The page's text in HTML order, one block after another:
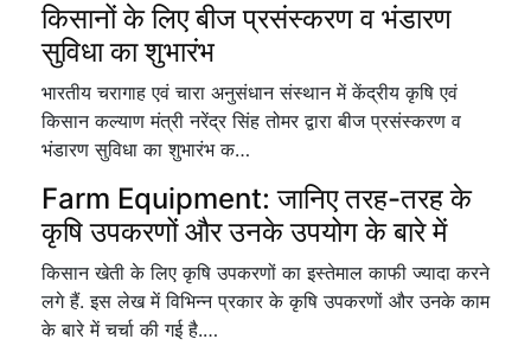
किसानों के लिए बीज प्रसंस्करण व भंडारण
सुविधा का शुभारंभ
भारतीय चरागाह एवं चारा अनुसंधान संस्थान में केंद्रीय कृषि एवं
किसान कल्याण मंत्री नरेंद्र सिंह तोमर द्वारा बीज प्रसंस्करण व
भंडारण सुविधा का शुभारंभ क…
Farm Equipment: जानिए तरह-तरह के
कृषि उपकरणों और उनके उपयोग के बारे में
किसान खेती के लिए कृषि उपकरणों का इस्तेमाल काफी ज्यादा करने
लगे हैं. इस लेख में विभिन्न प्रकार के कृषि उपकरणों और उनके काम
के बारे में चर्चा की गई है.…